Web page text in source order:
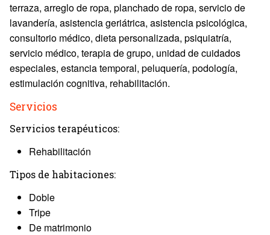
terraza, arreglo de ropa, planchado de ropa, servicio de
lavandería, asistencia geriátrica, asistencia psicológica,
consultorio médico, dieta personalizada, psiquiatría,
servicio médico, terapia de grupo, unidad de cuidados
especiales, estancia temporal, peluquería, podología,
estimulación cognitiva, rehabilitación.
Servicios
Servicios terapéuticos:
Rehabilitación
Tipos de habitaciones:
Doble
Tripe
De matrimonio